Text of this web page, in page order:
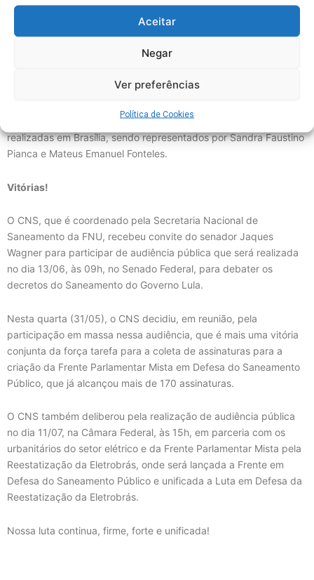
Aceitar
Negar
Ver preferências
Política de Cookies
parlamentares, realizadas durante as últimas semanas, em
Brasília. Já conquistamos mais de 170 assinaturas de deputados
e senadores pela criação da Frente Parlamentar Mista em Defesa
do Saneamento Público, além de duas audiências públicas de
com a presença de dois diretores nas ações que vem sendo
realizadas em Brasília, sendo representados por Sandra Faustino
Pianca e Mateus Emanuel Fonteles.
Vitórias!
O CNS, que é coordenado pela Secretaria Nacional de
Saneamento da FNU, recebeu convite do senador Jaques
Wagner para participar de audiência pública que será realizada
no dia 13/06, às 09h, no Senado Federal, para debater os
decretos do Saneamento do Governo Lula.
Nesta quarta (31/05), o CNS decidiu, em reunião, pela
participação em massa nessa audiência, que é mais uma vitória
conjunta da força tarefa para a coleta de assinaturas para a
criação da Frente Parlamentar Mista em Defesa do Saneamento
Público, que já alcançou mais de 170 assinaturas.
O CNS também deliberou pela realização de audiência pública
no dia 11/07, na Câmara Federal, às 15h, em parceria com os
urbanitários do setor elétrico e da Frente Parlamentar Mista pela
Reestatização da Eletrobrás, onde será lançada a Frente em
Defesa do Saneamento Público e unificada a Luta em Defesa da
Reestatização da Eletrobrás.
Nossa luta continua, firme, forte e unificada!